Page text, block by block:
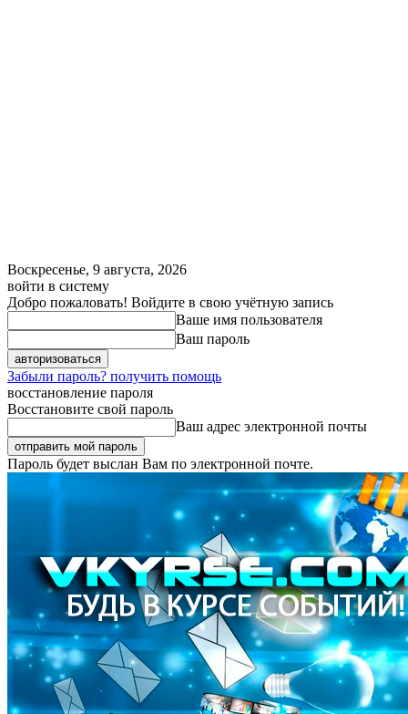
Воскресенье, 9 августа, 2026
войти в систему
Добро пожаловать! Войдите в свою учётную запись
Ваше имя пользователя
Ваш пароль
Забыли пароль? получить помощь
восстановление пароля
Восстановите свой пароль
Ваш адрес электронной почты
Пароль будет выслан Вам по электронной почте.